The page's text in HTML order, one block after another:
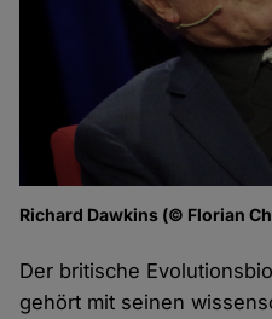
Richard Dawkins (© Florian
Der britische
gehört mit seinen